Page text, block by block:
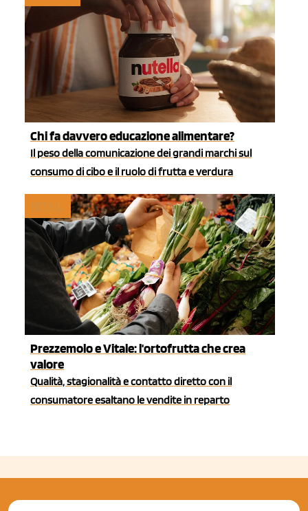
Chi fa davvero educazione alimentare?
Il peso della comunicazione dei grandi marchi sul
consumo di cibo e il ruolo di frutta e verdura
Prezzemolo e Vitale: l'ortofrutta che crea
valore
Qualità, stagionalità e contatto diretto con il
consumatore esaltano le vendite in reparto